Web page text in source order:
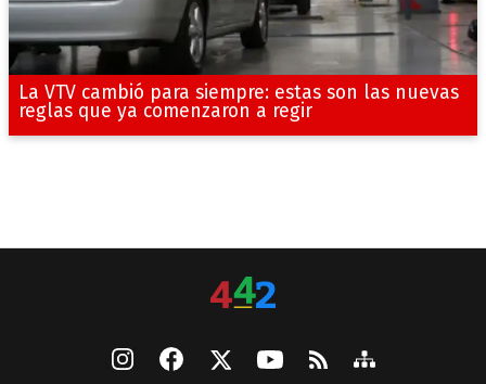
La VTV cambió para siempre: estas son las nuevas
reglas que ya comenzaron a regir